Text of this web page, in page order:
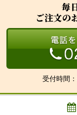
毎
ご注文の
受付時間